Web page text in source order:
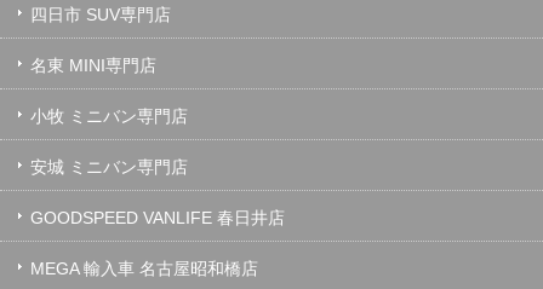
四日市 SUV専門店
名東 MINI専門店
小牧 ミニバン専門店
安城 ミニバン専門店
GOODSPEED VANLIFE 春日井店
MEGA 輸入車 名古屋昭和橋店